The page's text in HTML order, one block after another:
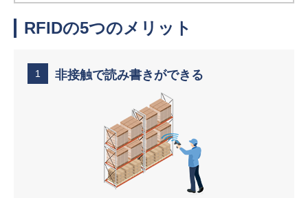
RFIDの5つのメリット
1 非接触で読み書きができる